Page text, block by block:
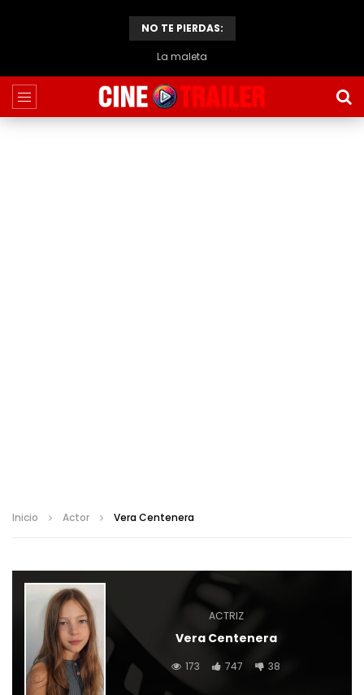
NO TE PIERDAS:
La maleta
Inicio Actor Vera Centenera
ACTRIZ
Vera Centenera
173 747 38